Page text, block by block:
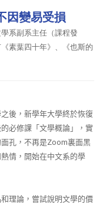
因變易受損
系副系主任（課程發
素葉四十年》、《也斯的
後，新學年大學終於恢復
必修課「文學概論」，實
孔，不再是Zoom裏面黑
情，開始在中文系的學
理論，嘗試說明文學的價